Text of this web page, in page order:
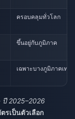
ครอบคลุมทั่วโลก
ขึ้นอยู่กับภูมิภาค
เฉพาะบางภูมิภาคเท่า
ปี 2025–2026
รเป็นตัวเลือก